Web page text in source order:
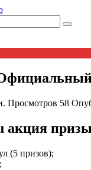
Просмотров 58
призы
(5 призов);